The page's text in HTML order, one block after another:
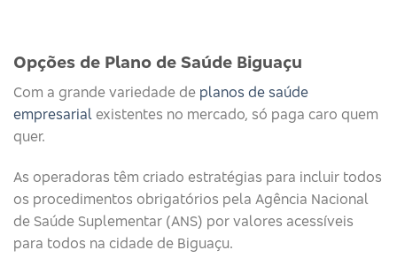
Opções de Plano de Saúde Biguaçu
Com a grande variedade de planos de saúde
empresarial existentes no mercado, só paga caro quem
quer.
As operadoras têm criado estratégias para incluir todos
os procedimentos obrigatórios pela Agência Nacional
de Saúde Suplementar (ANS) por valores acessíveis
para todos na cidade de Biguaçu.